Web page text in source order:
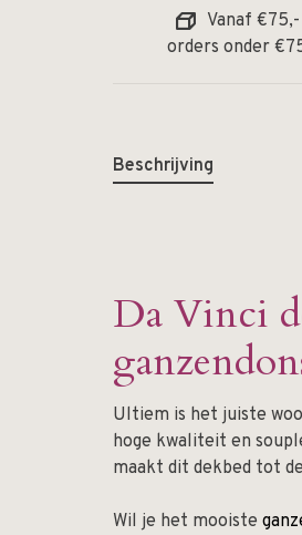
Vanaf
orders onder
Beschrijving
Da Vinci
Ultiem is het juiste
hoge kwaliteit en
maakt dit dekbed tot
Wil je het mooiste